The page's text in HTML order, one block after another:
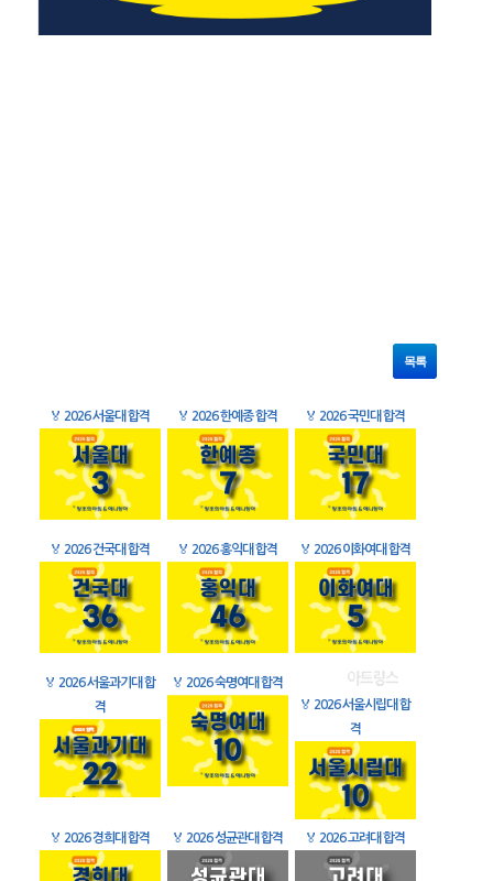
목록
🏅 2026 서울대 합격 🏅 2026 한예종 합격 🏅 2026 국민대 합격
🏅 2026 건국대 합격 🏅 2026 홍익대 합격 🏅 2026 이화여대 합격
🏅 2026 서울과기대 합
격
🏅 2026 숙명여대 합격
🏅 2026 서울시립대 합
격
🏅 2026 경희대 합격 🏅 2026 성균관대 합격 🏅 2026 고려대 합격